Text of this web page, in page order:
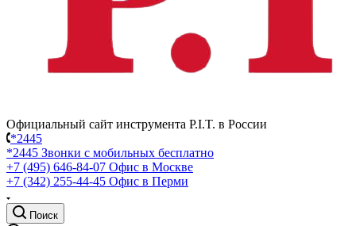
Официальный сайт инструмента P.I.T. в России
*2445
*2445 Звонки с мобильных бесплатно
+7 (495) 646-84-07 Офис в Москве
+7 (342) 255-44-45 Офис в Перми
Поиск